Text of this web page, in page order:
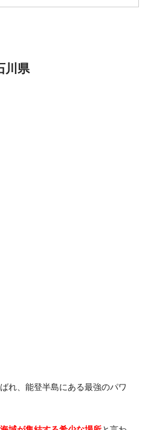
川県
れ、能登半島にある最強のパワ